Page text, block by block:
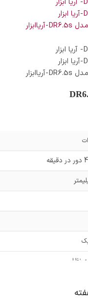
نظام
شاسی کلید گاز